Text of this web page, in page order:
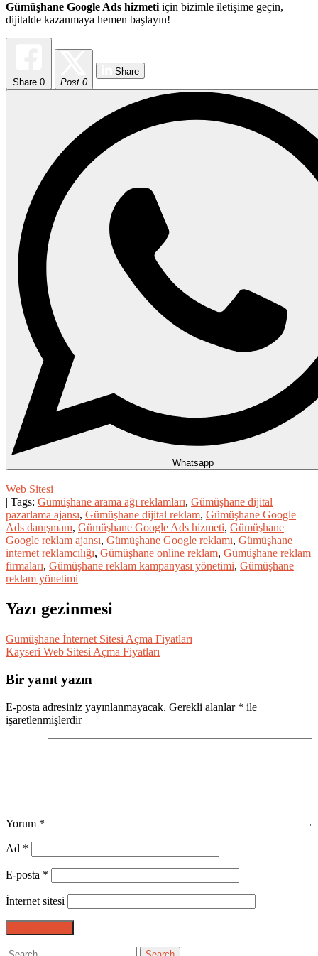
Gümüşhane Google Ads hizmetiiçin bizimle iletişime geçin,
dijitalde kazanmaya hemen başlayın!
Share 0 Post 0
Share
Whatsapp
Web Sitesi
| Tags: Gümüşhane arama ağı reklamları, Gümüşhane dijital
pazarlama ajansı, Gümüşhane dijital reklam, Gümüşhane Google
Ads danışmanı, Gümüşhane Google Ads hizmeti, Gümüşhane
Google reklam ajansı, Gümüşhane Google reklamı, Gümüşhane
internet reklamcılığı, Gümüşhane online reklam, Gümüşhane reklam
firmaları, Gümüşhane reklam kampanyası yönetimi, Gümüşhane
reklam yönetimi
Yazı gezinmesi
Gümüşhane İnternet Sitesi Açma Fiyatları
Kayseri Web Sitesi Açma Fiyatları
Bir yanıt yazın
E-posta adresiniz yayınlanmayacak. Gerekli alanlar * ile
işaretlenmişlerdir
Yorum *
Ad *
E-posta *
İnternet sitesi